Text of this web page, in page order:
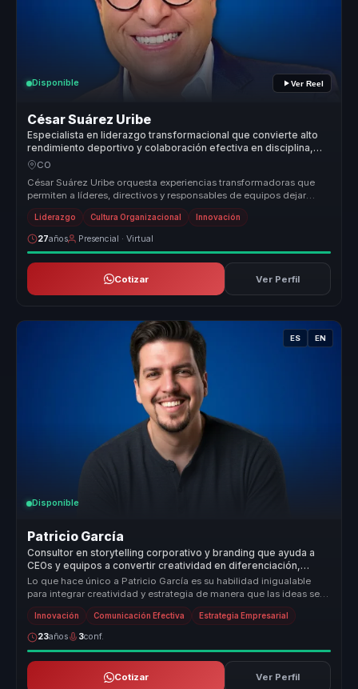
Disponible Ver Reel
César Suárez Uribe
Especialista en liderazgo transformacional que convierte alto
rendimiento deportivo y colaboración efectiva en disciplina,
cohesión y acción para equipos.
CO
César Suárez Uribe orquesta experiencias transformadoras que
permiten a líderes, directivos y responsables de equipos dejar
atrás la desa...
Liderazgo Cultura Organizacional Innovación
27años Presencial · Virtual
Cotizar Ver Perfil
ES EN
Disponible
Patricio García
Consultor en storytelling corporativo y branding que ayuda a
CEOs y equipos a convertir creatividad en diferenciación,
experiencia y crecimiento.
Lo que hace único a Patricio García es su habilidad inigualable
para integrar creatividad y estrategia de manera que las ideas se
convier...
Innovación Comunicación Efectiva Estrategia Empresarial
23años 3conf.
Cotizar Ver Perfil